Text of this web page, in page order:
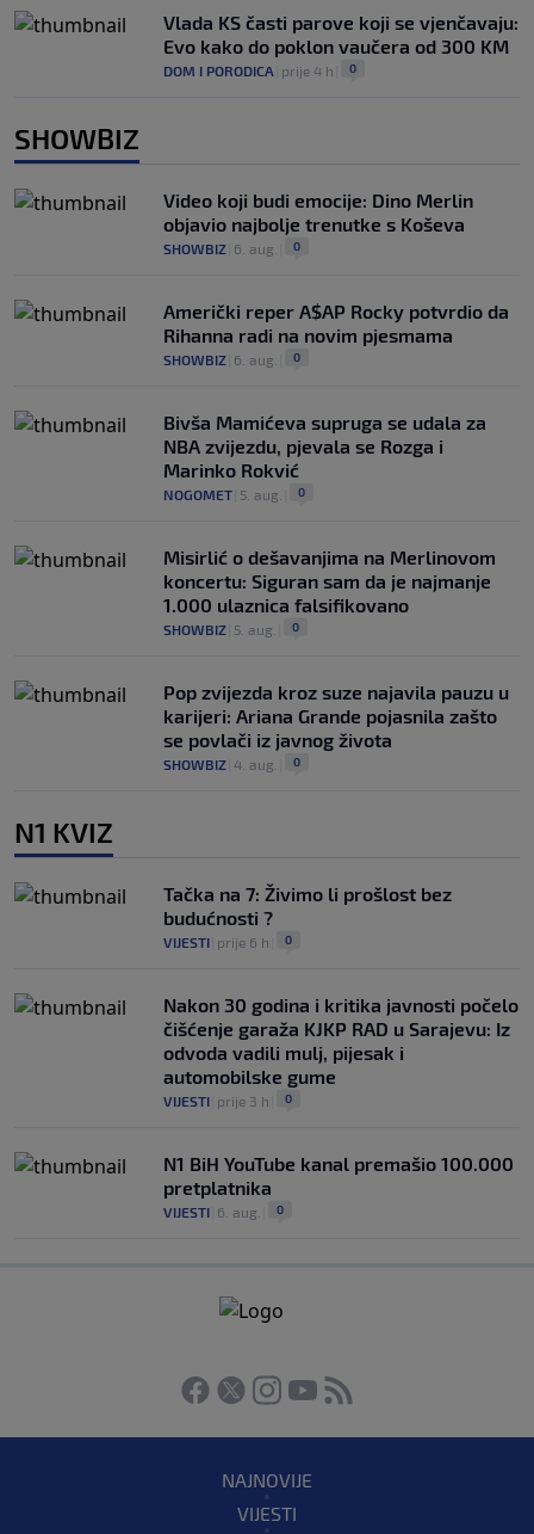
Vlada KS časti parove koji se vjenčavaju:
Evo kako do poklon vaučera od 300 KM
DOM I PORODICA prije 4 h 0
SHOWBIZ
Video koji budi emocije: Dino Merlin
objavio najbolje trenutke s Koševa
SHOWBIZ 6. aug. 0
Američki reper A$AP Rocky potvrdio da
Rihanna radi na novim pjesmama
SHOWBIZ 6. aug. 0
Bivša Mamićeva supruga se udala za
NBA zvijezdu, pjevala se Rozga i
Marinko Rokvić
NOGOMET 5. aug. 0
Misirlić o dešavanjima na Merlinovom
koncertu: Siguran sam da je najmanje
1.000 ulaznica falsifikovano
SHOWBIZ 5. aug. 0
Pop zvijezda kroz suze najavila pauzu u
karijeri: Ariana Grande pojasnila zašto
se povlači iz javnog života
SHOWBIZ 4. aug. 0
N1 KVIZ
Tačka na 7: Živimo li prošlost bez
budućnosti ?
VIJESTI prije 6 h 0
Nakon 30 godina i kritika javnosti počelo
čišćenje garaža KJKP RAD u Sarajevu: Iz
odvoda vadili mulj, pijesak i
automobilske gume
VIJESTI prije 3 h 0
N1 BiH YouTube kanal premašio 100.000
pretplatnika
VIJESTI 6. aug. 0
NAJNOVIJE
VIJESTI